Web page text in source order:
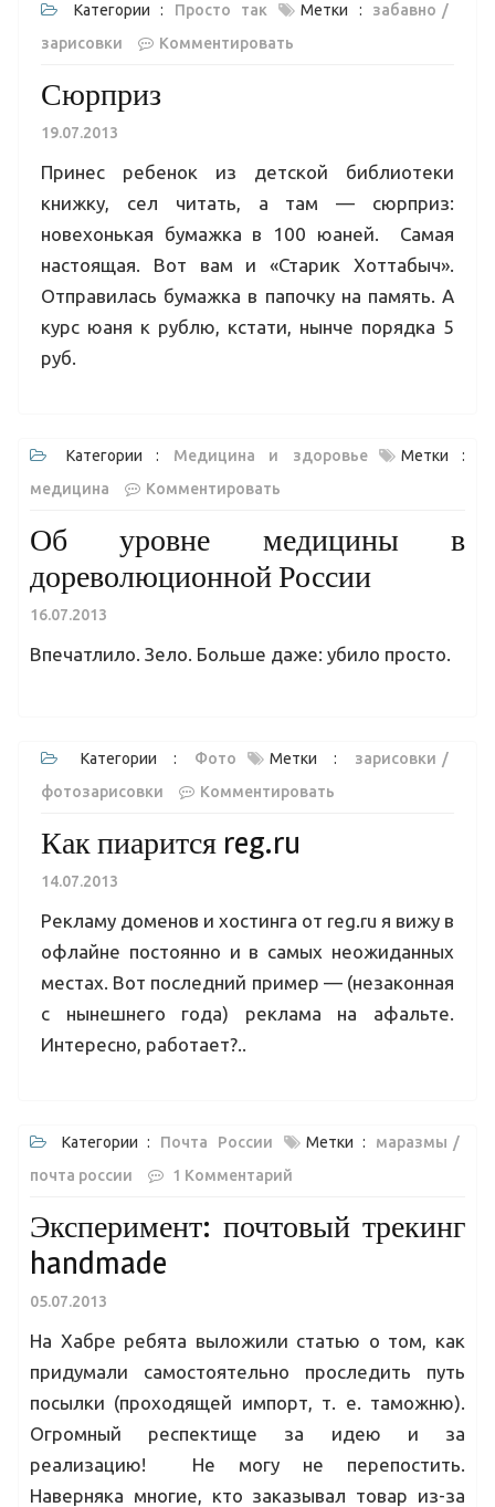
Категории : Просто так Метки : забавно
зарисовки
Комментировать
Сюрприз
19.07.2013
Принес ребенок из детской библиотеки
книжку, сел читать, а там — сюрприз:
новехонькая бумажка в 100 юаней. Самая
настоящая. Вот вам и «Старик Хоттабыч».
Отправилась бумажка в папочку на память. А
курс юаня к рублю, кстати, нынче порядка 5
руб.
Категории : Медицина и здоровье
Метки :
медицина
Комментировать
Об уровне медицины в
дореволюционной России
16.07.2013
Впечатлило. Зело. Больше даже: убило просто.
Категории : Фото Метки : зарисовки
фотозарисовки
Комментировать
Как пиарится reg.ru
14.07.2013
Рекламу доменов и хостинга от reg.ru я вижу в
офлайне постоянно и в самых неожиданных
местах. Вот последний пример — (незаконная
с нынешнего года) реклама на афальте.
Интересно, работает?..
Категории : Почта России Метки : маразмы
почта россии
1 Комментарий
Эксперимент: почтовый трекинг
handmade
05.07.2013
На Хабре ребята выложили статью о том, как
придумали самостоятельно проследить путь
посылки (проходящей импорт, т. е. таможню).
Огромный респектище за идею и за
реализацию! Не могу не перепостить.
Наверняка многие, кто заказывал товар из-за